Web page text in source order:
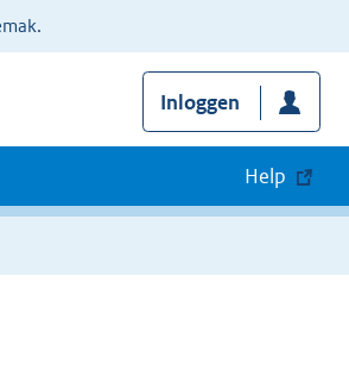
Inloggen
Help